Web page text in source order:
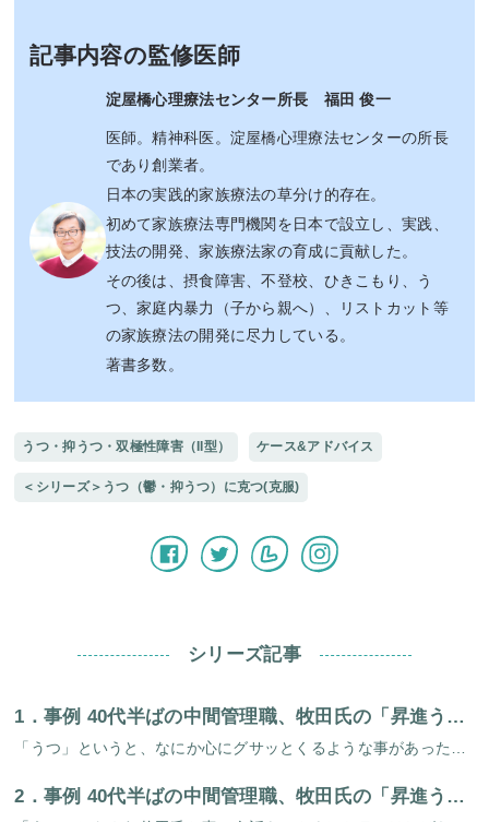
記事内容の監修医師
淀屋橋心理療法センター所長 福田 俊一
医師。精神科医。淀屋橋心理療法センターの所長
であり創業者。
日本の実践的家族療法の草分け的存在。
初めて家族療法専門機関を日本で設立し、実践、
技法の開発、家族療法家の育成に貢献した。
その後は、摂食障害、不登校、ひきこもり、う
つ、家庭内暴力（子から親へ）、リストカット等
の家族療法の開発に尽力している。
著書多数。
うつ・抑うつ・双極性障害（II型） ケース&アドバイス
＜シリーズ＞うつ（鬱・抑うつ）に克つ(克服)
シリーズ記事
1． 事例 40代半ばの中間管理職、牧田氏の「昇進うつ」－その（1）
2． 事例 40代半ばの中間管理職、牧田氏の「昇進うつ」－その（2）